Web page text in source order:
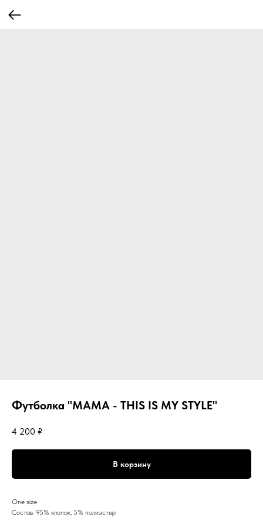
Футболка "MAMA - THIS IS MY STYLE"
4 200 ₽
В корзину
One size
Состав: 95% хлопок, 5% полиэстер